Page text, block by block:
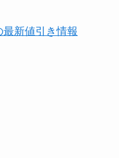
新値引き情報